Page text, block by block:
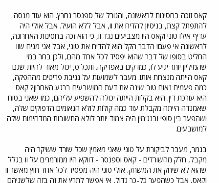
קאס זוכה בחסינות לראשונה, והגורל של ספנסר נחרץ. הוא עוד מנסה
להתפתל קצת, בניסיון להדיח את וו, אבל ללא הועיל. אבל אולי היה
עדיף אילו טוני וקאס היו מצביעים נגד וו, כי הוא זכה בחסינות האחרונה,
לראשונה אי פעם! הדבר הקל הוא להדיח את טוני, אבל אני מניח שוו
החליט בסופו של דבר שהוא יפסיד לכל אחד מהם, ולכן בחר במי
שהמיליון יותר יגיע לו, כמו קים באפריקה. ותכל'ס, יכול מאוד להיות שגם
קאס הייתה מנצחת אותו. מעבר לשמועות על גניבת פריטים מההפקה,
כמה פעמים נאום טוב שינה את דעת המושבעים ברגע האחרון? קאס
היא עורכת דין. היא בקלות הייתה יכולה להשפיע עליהם, כמו שאני בטוח
שאמנדה הייתה מקבלת עוד כמה קולות לולא הנאומים הדפוקים שלה,
ושהפער בין סופי ובנג'מין היה צמוד יותר לולא התשובות המדהימות שלה
למושבעים.
בגמר, מעבר לביקורת על טוני שאני מאמין שכל שורד ששיקר היה
מקבל, חלק מהשורדים - קאס וספנסר - דווקא היו ממורמרים על וו בגלל
שהוא לא שיחק את המשחק. אולי טוני היה מפסיד לכל אחד חוץ מאשר וו
וקאס, אבל כשהפער כל-כך גדול, אי אפשר לתרץ את זה בזה שלשניהם